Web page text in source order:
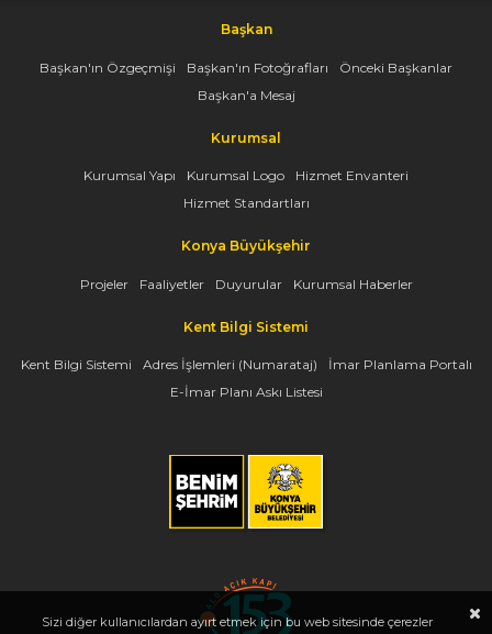
Başkan
Başkan'ın Özgeçmişi Başkan'ın Fotoğrafları
Önceki Başkanlar
Başkan'a Mesaj
Kurumsal
Kurumsal Yapı Kurumsal Logo
Hizmet Envanteri
Hizmet Standartları
Konya Büyükşehir
Projeler Faaliyetler Duyurular Kurumsal Haberler
Kent Bilgi Sistemi
Kent Bilgi Sistemi Adres İşlemleri (Numarataj)
İmar Planlama Portalı
E-İmar Planı Askı Listesi
Sizi diğer kullanıcılardan ayırt etmek için bu web sitesinde çerezler